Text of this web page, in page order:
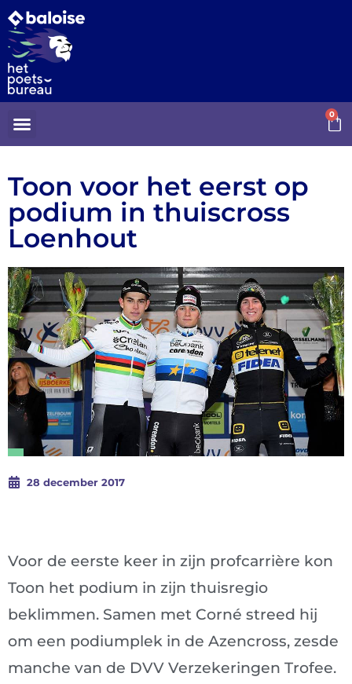
0
Toon voor het eerst op
podium in thuiscross
Loenhout
28 december 2017
Voor de eerste keer in zijn profcarrière kon
Toon het podium in zijn thuisregio
beklimmen. Samen met Corné streed hij
om een podiumplek in de Azencross, zesde
manche van de DVV Verzekeringen Trofee.